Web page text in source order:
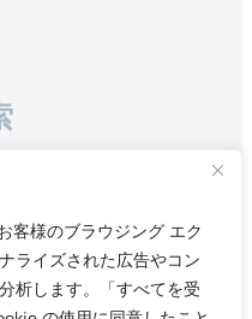
客様のブラウジング エク
ライズされた広告やコン
析します。
「すべてを受